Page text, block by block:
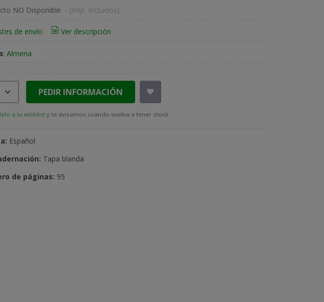
NO Disponible - (Imp. Incluidos)
de envío Ver descripción
: Almena
PEDIR INFORMACIÓN
a tu wishlisty te avisamos cuando vuelva a tener stock
Español
Tapa blanda
de páginas: 95